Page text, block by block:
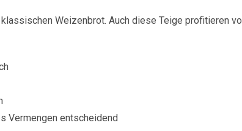
Weizenbrot. Auch diese Teige profitieren
Vermengen entscheidend